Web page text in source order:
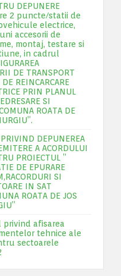
DEPUNERE
2 puncte/statii de
electrice,
accesorii de
montaj, testare si
in cadrul
DE TRANSPORT
REINCARCARE
PRIN PLANUL
SI
ROATA DE
DEPUNEREA
A ACORDULUI
PROIECTUL ”
DE EPURARE
SI
IN SAT
ROATA DE JOS
afisarea
tehnice ale
sectoarele